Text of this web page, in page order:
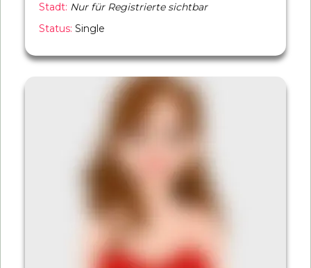
Stadt: Nur für Registrierte sichtbar
Status: Single